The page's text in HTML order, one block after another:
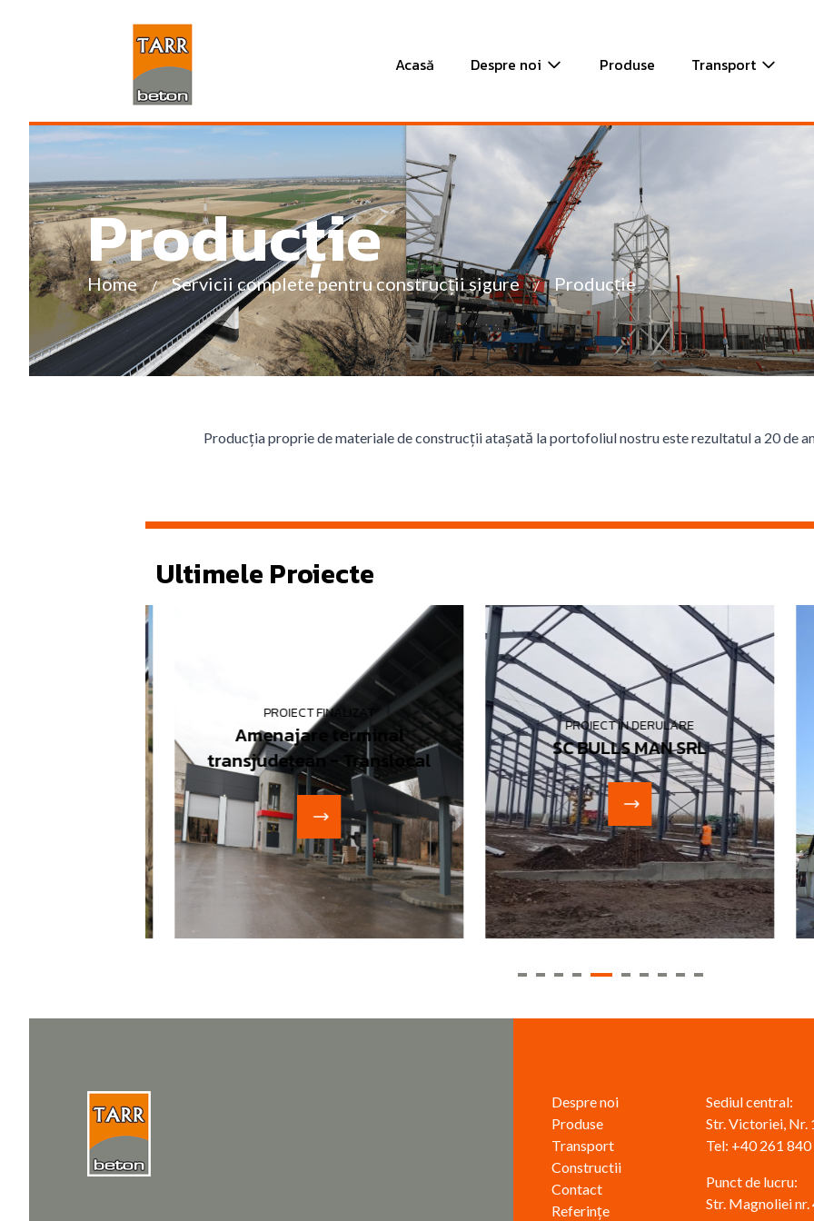
Acasă Despre noi Produse Transport
Producție
Home / Servicii complete pentru construcții sigure / Producție
Producția proprie de materiale de construcții atașată la portofoliul nostru este rezultatul a 20 de
Ultimele Proiecte
PROIECT FINALIZAT
Amenajare terminal
transjudețean - Translocal
PROIECT ÎN DERULARE
SC BULLS MAN SRL
Despre noi
Produse
Transport
Constructii
Contact
Referințe
Sediul central:
Str. Victoriei, Nr.
Tel: +40 261
Punct de lucru:
Str. Magnoliei nr.